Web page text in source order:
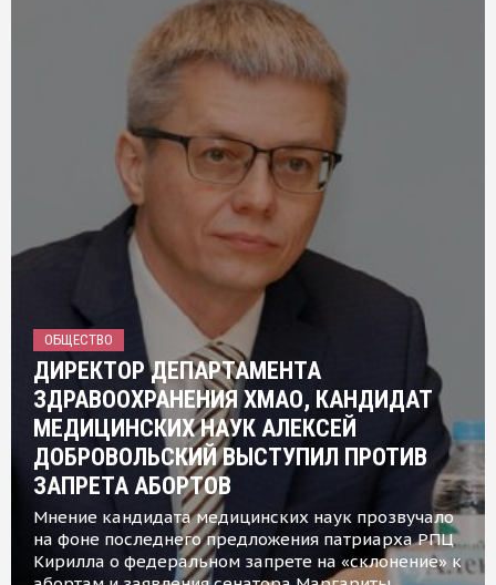
ОБЩЕСТВО
ДИРЕКТОР ДЕПАРТАМЕНТА
ЗДРАВООХРАНЕНИЯ ХМАО, КАНДИДАТ
МЕДИЦИНСКИХ НАУК АЛЕКСЕЙ
ДОБРОВОЛЬСКИЙ ВЫСТУПИЛ ПРОТИВ
ЗАПРЕТА АБОРТОВ
Мнение кандидата медицинских наук прозвучало
на фоне последнего предложения патриарха РПЦ
Кирилла о федеральном запрете на «склонение» к